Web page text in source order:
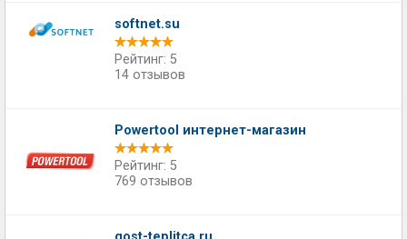
softnet.su
Рейтинг: 5
14 отзывов
Powertool интернет-магазин
Рейтинг: 5
769 отзывов